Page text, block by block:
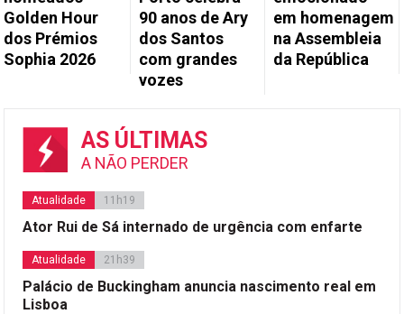
Golden Hour
dos Prémios
Sophia 2026
90 anos de Ary
dos Santos
com grandes
vozes
em homenagem
na Assembleia
da República
AS ÚLTIMAS
A NÃO PERDER
Atualidade 11h19
Ator Rui de Sá internado de urgência com enfarte
Atualidade 21h39
Palácio de Buckingham anuncia nascimento real em
Lisboa